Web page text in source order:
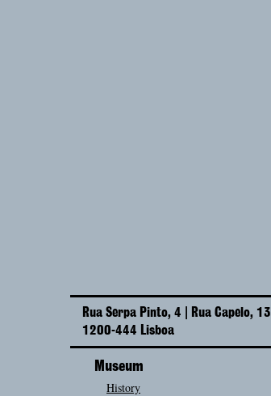
Rua Serpa Pinto, 4 | Rua Capelo, 13
1200-444 Lisboa
Museum
History